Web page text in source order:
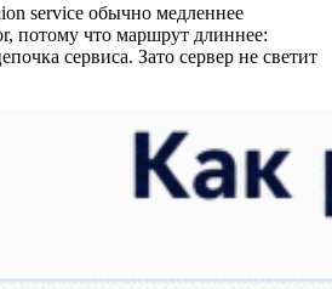
service обычно медленнее
потому что маршрут длиннее:
сервиса. Зато сервер не светит